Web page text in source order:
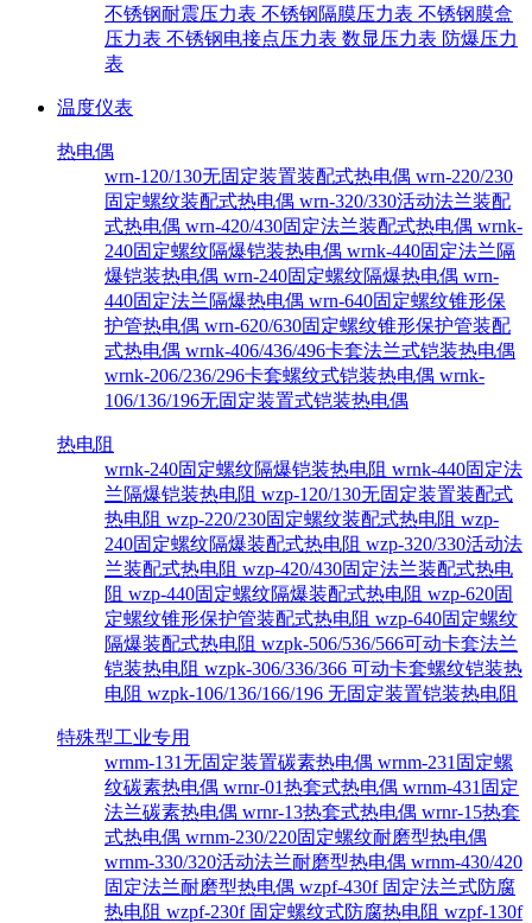
不锈钢耐震压力表 不锈钢隔膜压力表 不锈钢膜盒
压力表 不锈钢电接点压力表 数显压力表 防爆压力
表
温度仪表
热电偶
wrn-120/130无固定装置装配式热电偶 wrn-220/230
固定螺纹装配式热电偶 wrn-320/330活动法兰装配
式热电偶 wrn-420/430固定法兰装配式热电偶 wrnk-
240固定螺纹隔爆铠装热电偶 wrnk-440固定法兰隔
爆铠装热电偶 wrn-240固定螺纹隔爆热电偶 wrn-
440固定法兰隔爆热电偶 wrn-640固定螺纹锥形保
护管热电偶 wrn-620/630固定螺纹锥形保护管装配
式热电偶 wrnk-406/436/496卡套法兰式铠装热电偶
wrnk-206/236/296卡套螺纹式铠装热电偶 wrnk-
106/136/196无固定装置式铠装热电偶
热电阻
wrnk-240固定螺纹隔爆铠装热电阻 wrnk-440固定法
兰隔爆铠装热电阻 wzp-120/130无固定装置装配式
热电阻 wzp-220/230固定螺纹装配式热电阻 wzp-
240固定螺纹隔爆装配式热电阻 wzp-320/330活动法
兰装配式热电阻 wzp-420/430固定法兰装配式热电
阻 wzp-440固定螺纹隔爆装配式热电阻 wzp-620固
定螺纹锥形保护管装配式热电阻 wzp-640固定螺纹
隔爆装配式热电阻 wzpk-506/536/566可动卡套法兰
铠装热电阻 wzpk-306/336/366 可动卡套螺纹铠装热
电阻 wzpk-106/136/166/196 无固定装置铠装热电阻
特殊型工业专用
wrnm-131无固定装置碳素热电偶 wrnm-231固定螺
纹碳素热电偶 wrnr-01热套式热电偶 wrnm-431固定
法兰碳素热电偶 wrnr-13热套式热电偶 wrnr-15热套
式热电偶 wrnm-230/220固定螺纹耐磨型热电偶
wrnm-330/320活动法兰耐磨型热电偶 wrnm-430/420
固定法兰耐磨型热电偶 wzpf-430f 固定法兰式防腐
热电阻 wzpf-230f 固定螺纹式防腐热电阻 wzpf-130f